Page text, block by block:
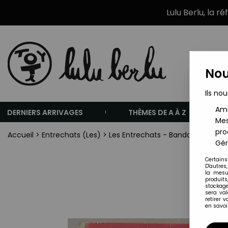
Lulu Berlu, la
DERNIERS ARRIVAGES THÈMES DE A À Z
Accueil > Entrechats (Les) > Les Entrechats - Bandai - La
Ils
la
sera
retirer
en